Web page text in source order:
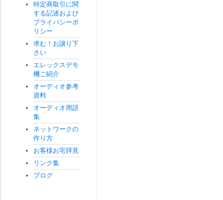
特定商取引に関
する記述および
プライバシーポ
リシー
求む！お譲り下
さい
エレックスデモ
機ご紹介
オーディオ参考
資料
オーディオ用語
集
ネットワークの
作り方
お客様お宅拝見
リンク集
ブログ